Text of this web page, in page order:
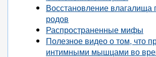
Восстановление влагалища
родов
Распространенные мифы
Полезное видео о том, что
интимными мышцами во